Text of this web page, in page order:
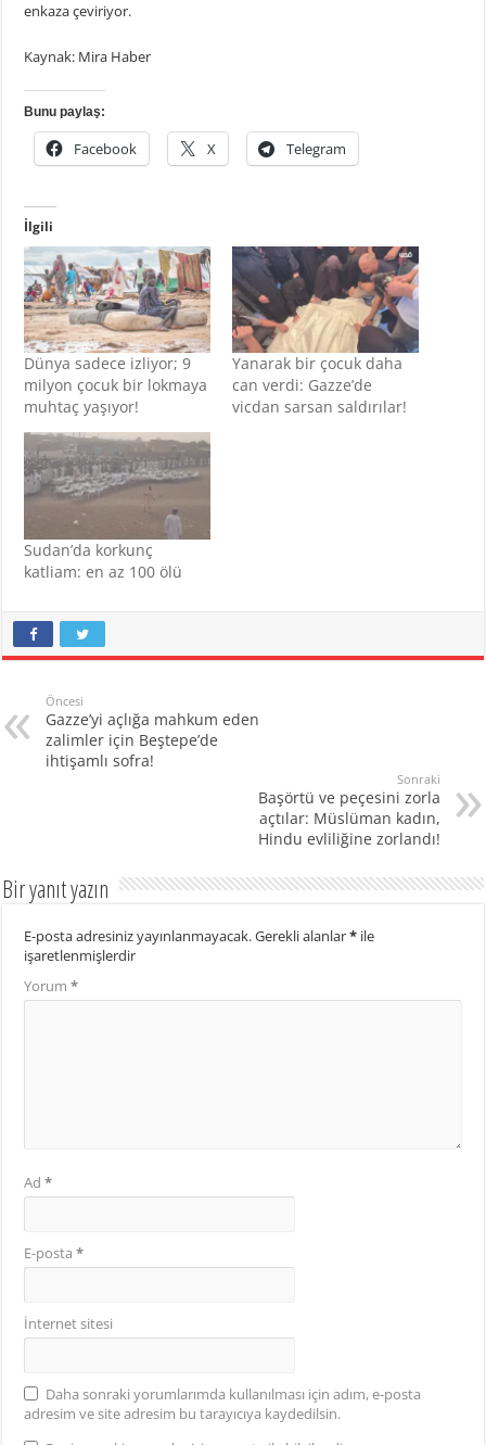
enkaza çeviriyor.
Kaynak: Mira Haber
Bunu paylaş:
Facebook X Telegram
İlgili
Dünya sadece izliyor; 9
milyon çocuk bir lokmaya
muhtaç yaşıyor!
Yanarak bir çocuk daha
can verdi: Gazze’de
vicdan sarsan saldırılar!
Sudan’da korkunç
katliam: en az 100 ölü
Öncesi
Gazze’yi açlığa mahkum eden
zalimler için Beştepe’de
ihtişamlı sofra!
Sonraki
Başörtü ve peçesini zorla
açtılar: Müslüman kadın,
Hindu evliliğine zorlandı!
Bir yanıt yazın
E-posta adresiniz yayınlanmayacak.Gerekli alanlar* ile
işaretlenmişlerdir
Yorum*
Ad*
E-posta*
İnternet sitesi
Daha sonraki yorumlarımda kullanılması için adım, e-posta
adresim ve site adresim bu tarayıcıya kaydedilsin.